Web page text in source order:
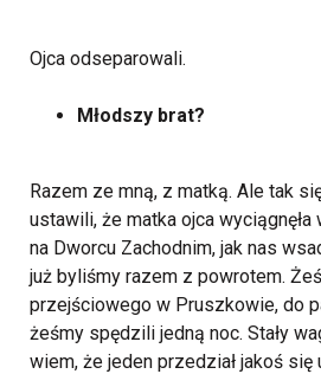
Ojca odseparowali.
Młodszy brat?
Razem ze mną, z matką. Ale tak
ustawili, że matka ojca
na Dworcu Zachodnim, jak nas
już byliśmy razem z powrotem.
przejściowego w Pruszkowie, do
żeśmy spędzili jedną noc. Stały
wiem, że jeden przedział jakoś się